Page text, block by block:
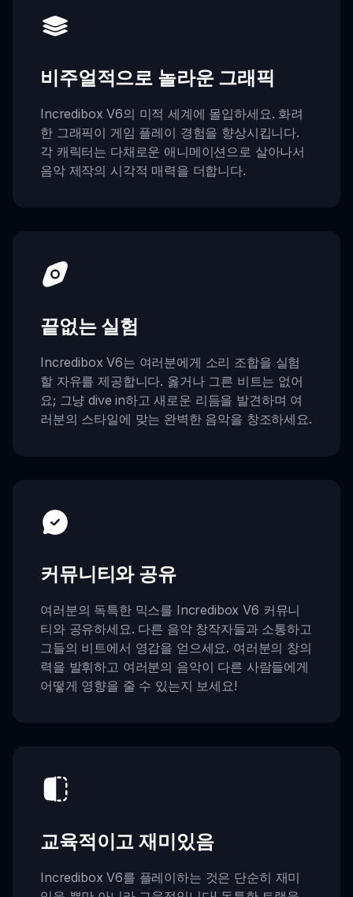
비주얼적으로 놀라운 그래픽
Incredibox V6의 미적 세계에 몰입하세요. 화려
한 그래픽이 게임 플레이 경험을 향상시킵니다.
각 캐릭터는 다채로운 애니메이션으로 살아나서
음악 제작의 시각적 매력을 더합니다.
끝없는 실험
Incredibox V6는 여러분에게 소리 조합을 실험
할 자유를 제공합니다. 옳거나 그른 비트는 없어
요; 그냥 dive in하고 새로운 리듬을 발견하며 여
러분의 스타일에 맞는 완벽한 음악을 창조하세요.
커뮤니티와 공유
여러분의 독특한 믹스를 Incredibox V6 커뮤니
티와 공유하세요. 다른 음악 창작자들과 소통하고
그들의 비트에서 영감을 얻으세요. 여러분의 창의
력을 발휘하고 여러분의 음악이 다른 사람들에게
어떻게 영향을 줄 수 있는지 보세요!
교육적이고 재미있음
Incredibox V6를 플레이하는 것은 단순히 재미